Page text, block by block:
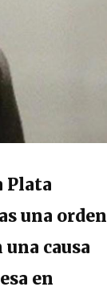
Plata
una orden
causa
en